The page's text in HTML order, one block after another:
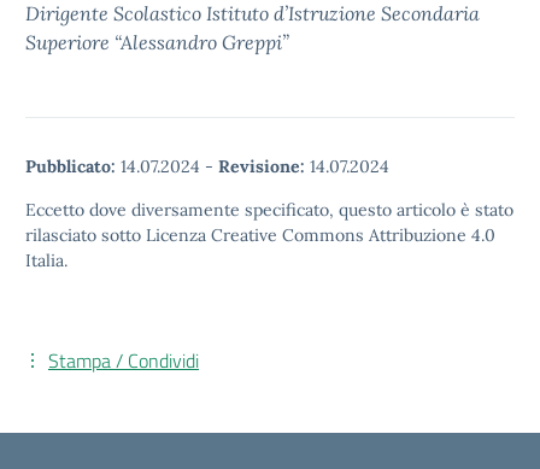
Dirigente Scolastico Istituto d’Istruzione Secondaria
Superiore “Alessandro Greppi”
Pubblicato: 14.07.2024 - Revisione: 14.07.2024
Eccetto dove diversamente specificato, questo articolo è stato
rilasciato sotto Licenza Creative Commons Attribuzione 4.0
Italia.
Stampa / Condividi